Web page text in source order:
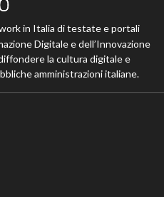
in Italia di testate e portali
Digitale e dell’Innovazione
la cultura digitale e
amministrazioni italiane.